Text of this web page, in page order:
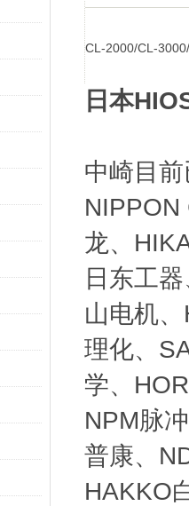
CL-2000/CL-
日本
中崎目
NIPPON
龙、
日东工
山电机
理化、
学、
NPM脉
普康、
HAKKO